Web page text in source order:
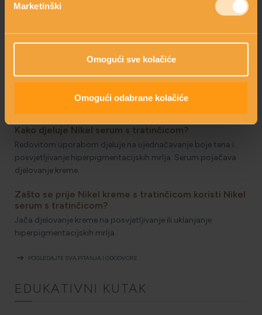
Marketinški
Omogući sve kolačiće
Omogući odabrane kolačiće
mrljama?
Kako djeluje Nikel krema s tratinčicom?
Posvjetljuje hiperpigmentirane mrlje i sprječava njihovo
Kako djeluje Nikel serum s tratinčicom?
Redovitom uporabom djeluje na ujednačavanje boje tena i
posvjetljivanje hiperpigmentacijskih mrlja. Serum pojačava
djelovanje kreme.
Zašto se prije Nikel kreme s tratinčicom koristi Nikel
serum s tratinčicom?
Jača djelovanje kreme na posvjetljivanje ili uklanjanje
hiperpigmentacijskih mrlja.
arrow_right_alt POGLEDAJTE SVA PITANJA I ODGOVORE
EDUKATIVNI KUTAK